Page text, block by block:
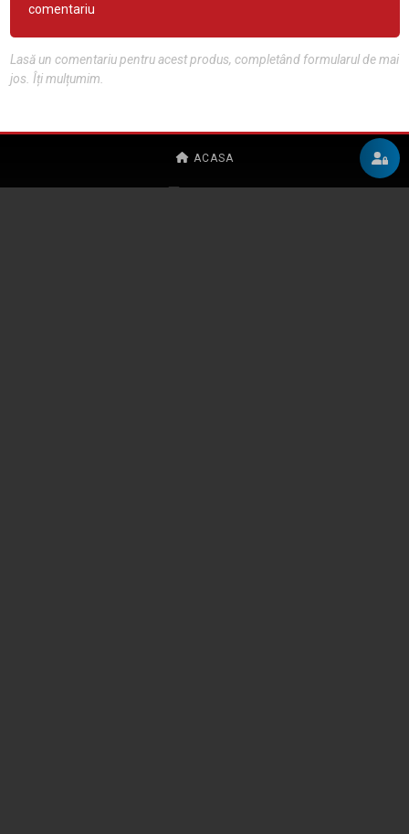
comentariu
Lasă un comentariu pentru acest produs, completând formularul de mai
jos. Îți mulțumim.
ACASA